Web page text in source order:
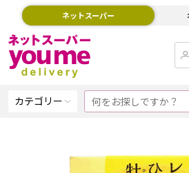
ネットスーパー
カテゴリー